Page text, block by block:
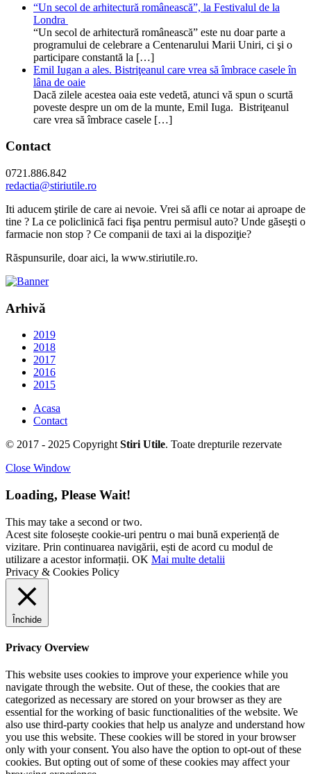
“Un secol de arhitectură românească”, la Festivalul de la
Londra
“Un secol de arhitectură românească” este nu doar parte a
programului de celebrare a Centenarului Marii Uniri, ci şi o
participare constantă la […]
Emil Iugan a ales. Bistriţeanul care vrea să îmbrace casele în
lâna de oaie
Dacă zilele acestea oaia este vedetă, atunci vă spun o scurtă
poveste despre un om de la munte, Emil Iuga. Bistriţeanul
care vrea să îmbrace casele […]
Contact
0721.886.842
redactia@stiriutile.ro
Iti aducem ştirile de care ai nevoie. Vrei să afli ce notar ai aproape de
tine ? La ce policlinică faci fişa pentru permisul auto? Unde găseşti o
farmacie non stop ? Ce companii de taxi ai la dispoziţie?
Răspunsurile, doar aici, la www.stiriutile.ro.
Arhivă
2019
2018
2017
2016
2015
Acasa
Contact
© 2017 - 2025 CopyrightStiri Utile. Toate drepturile rezervate
Close Window
Loading, Please Wait!
This may take a second or two.
Acest site folosește cookie-uri pentru o mai bună experiență de
vizitare. Prin continuarea navigării, ești de acord cu modul de
utilizare a acestor informații. OK Mai multe detalii
Privacy & Cookies Policy
Închide
Privacy Overview
This website uses cookies to improve your experience while you
navigate through the website. Out of these, the cookies that are
categorized as necessary are stored on your browser as they are
essential for the working of basic functionalities of the website. We
also use third-party cookies that help us analyze and understand how
you use this website. These cookies will be stored in your browser
only with your consent. You also have the option to opt-out of these
cookies. But opting out of some of these cookies may affect your